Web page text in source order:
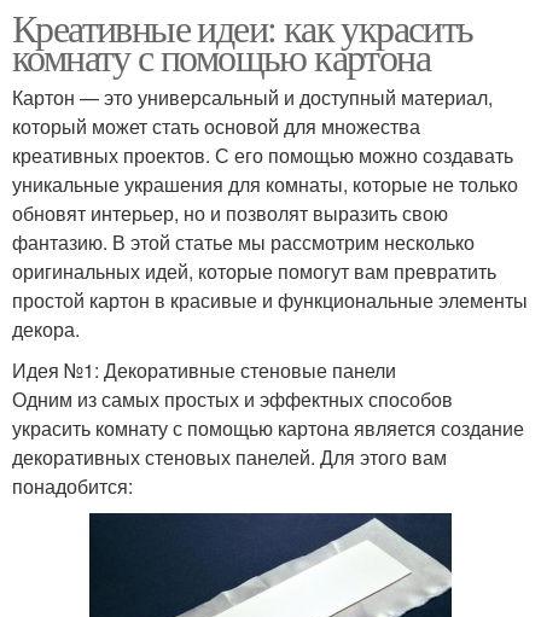
Креативные идеи: как украсить
комнату с помощью картона
Картон — это универсальный и доступный материал,
который может стать основой для множества
креативных проектов. С его помощью можно создавать
уникальные украшения для комнаты, которые не только
обновят интерьер, но и позволят выразить свою
фантазию. В этой статье мы рассмотрим несколько
оригинальных идей, которые помогут вам превратить
простой картон в красивые и функциональные элементы
декора.
Идея №1: Декоративные стеновые панели
Одним из самых простых и эффектных способов
украсить комнату с помощью картона является создание
декоративных стеновых панелей. Для этого вам
понадобится: